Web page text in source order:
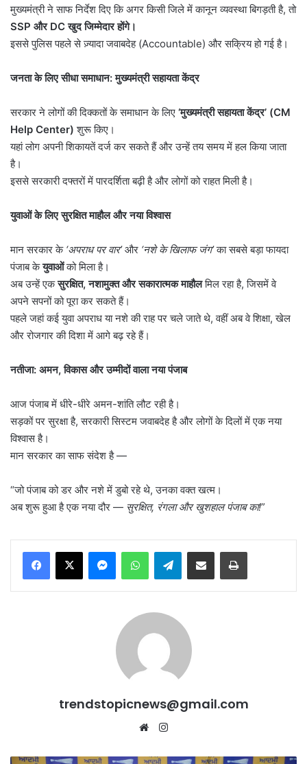
मुख्यमंत्री ने साफ निर्देश दिए कि अगर किसी जिले में कानून व्यवस्था बिगड़ती है, तो
SSP और DCखुद जिम्मेदार होंगे।
इससे पुलिस पहले से ज़्यादा जवाबदेह (Accountable) और सक्रिय हो गई है।
जनता के लिए सीधा समाधान: मुख्यमंत्री सहायता केंद्र
सरकार ने लोगों की दिक्कतों के समाधान के लिए ‘मुख्यमंत्री सहायता केंद्र’ (CM
Help Center) शुरू किए।
यहां लोग अपनी शिकायतें दर्ज कर सकते हैं और उन्हें तय समय में हल किया जाता
है।
इससे सरकारी दफ्तरों में पारदर्शिता बढ़ी है और लोगों को राहत मिली है।
युवाओं के लिए सुरक्षित माहौल और नया विश्वास
मान सरकार के ‘अपराध पर वार’और ‘नशे के खिलाफ जंग’का सबसे बड़ा फायदा
पंजाब केयुवाओंको मिला है।
अब उन्हें एकसुरक्षित,नशामुक्त और सकारात्मक माहौलमिल रहा है, जिसमें वे
अपने सपनों को पूरा कर सकते हैं।
पहले जहां कई युवा अपराध या नशे की राह पर चले जाते थे, वहीं अब वे शिक्षा, खेल
और रोजगार की दिशा में आगे बढ़ रहे हैं।
नतीजा: अमन,विकास और उम्मीदों वाला नया पंजाब
आज पंजाब में धीरे-धीरे अमन-शांति लौट रही है।
सड़कों पर सुरक्षा है, सरकारी सिस्टम जवाबदेह है और लोगों के दिलों में एक नया
विश्वास है।
मान सरकार का साफ संदेश है —
“जो पंजाब को डर और नशे में डुबो रहे थे, उनका वक्त खत्म।
अब शुरू हुआ है एक नया दौर — सुरक्षित, रंगला और खुशहाल पंजाब का!”
MessengerWhatsAppTelegramShare via Email Print
trendstopicnews@gmail.com
Website